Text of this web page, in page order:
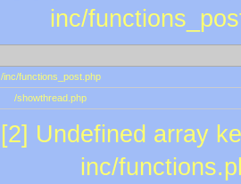
inc/
/inc/functions_post.php
/showthread.php
[2] Undefined array
inc/